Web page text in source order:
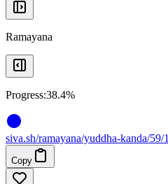
Ramayana
Progress:38.4%
siva.sh/ramayana/yuddha-kanda/59/1
Copy